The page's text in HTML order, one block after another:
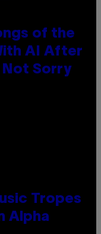
of the
AI After
Sorry
Tropes
Alpha